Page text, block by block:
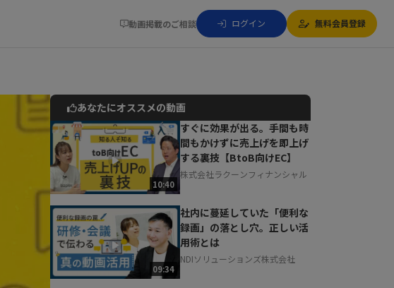
動画掲載のご相談 ログイン 無料会員登録
動画でご紹介しているサービスについて
お気軽にご相談・ご質問いただけます！
30秒でお申し込み可能
相談を希望する 無料
あなたにオススメの動画
10:40
すぐに効果が出る。手間も時
間もかけずに売上げを即上げ
する裏技【BtoB向けEC】
株式会社ラクーンフィナンシャル
09:34
社内に蔓延していた「便利な
録画」の落とし穴。正しい活
用術とは
NDIソリューションズ株式会社